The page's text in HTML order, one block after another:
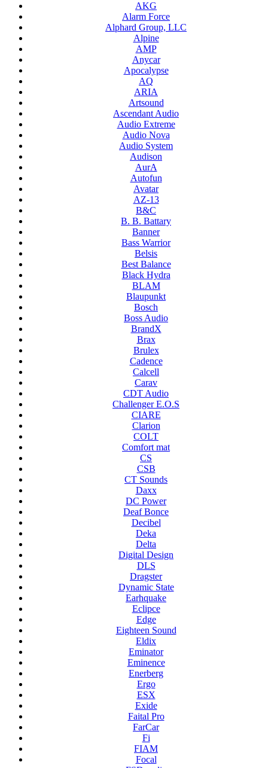
AKG
Alarm Force
Alphard Group, LLC
Alpine
AMP
Anycar
Apocalypse
AQ
ARIA
Artsound
Ascendant Audio
Audio Extreme
Audio Nova
Audio System
Audison
AurA
Autofun
Avatar
AZ-13
B&C
B. B. Battary
Banner
Bass Warrior
Belsis
Best Balance
Black Hydra
BLAM
Blaupunkt
Bosch
Boss Audio
BrandX
Brax
Brulex
Cadence
Calcell
Carav
CDT Audio
Challenger E.O.S
CIARE
Clarion
COLT
Comfort mat
CS
CSB
CT Sounds
Daxx
DC Power
Deaf Bonce
Decibel
Deka
Delta
Digital Design
DLS
Dragster
Dynamic State
Earhquake
Eclipce
Edge
Eighteen Sound
Eldix
Eminator
Eminence
Enerberg
Ergo
ESX
Exide
Faital Pro
FarCar
Fi
FIAM
Focal